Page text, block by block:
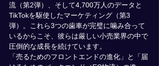
流（第2弾）、そして4,700万人のデータと
TikTokを駆使したマーケティング（第3
弾）。これら3つの歯車が完璧に噛み合って
いるからこそ、彼らは厳しい小売業界の中で
圧倒的な成長を続けています。
「売るためのフロントエンドの進化」と「届